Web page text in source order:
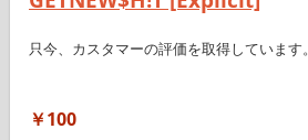
只今、カスタマーの評価を取得しています。